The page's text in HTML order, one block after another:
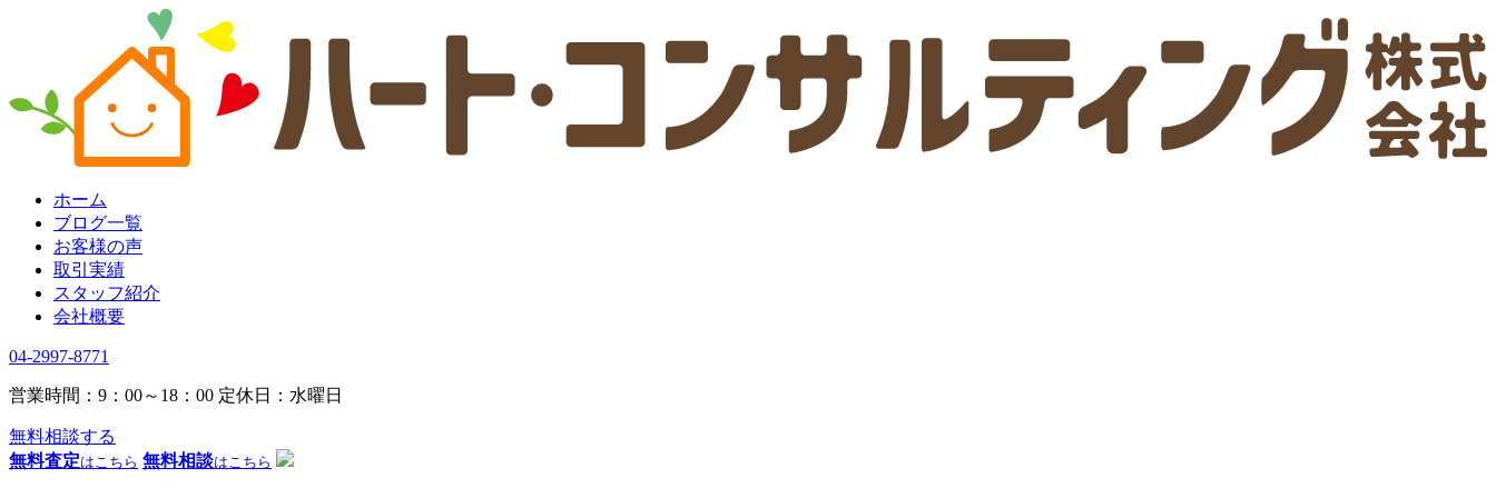
ホーム
ブログ一覧
お客様の声
取引実績
スタッフ紹介
会社概要
04-2997-8771
営業時間：9：00～18：00 定休日：水曜日
無料相談する
無料査定はこちら 無料相談はこちら